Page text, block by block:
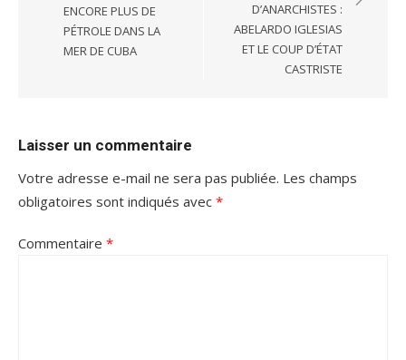
l’article
ENCORE PLUS DE
PÉTROLE DANS LA
MER DE CUBA
D’ANARCHISTES :
ABELARDO IGLESIAS
ET LE COUP D’ÉTAT
CASTRISTE
Laisser un commentaire
Votre adresse e-mail ne sera pas publiée. Les champs
obligatoires sont indiqués avec *
Commentaire *